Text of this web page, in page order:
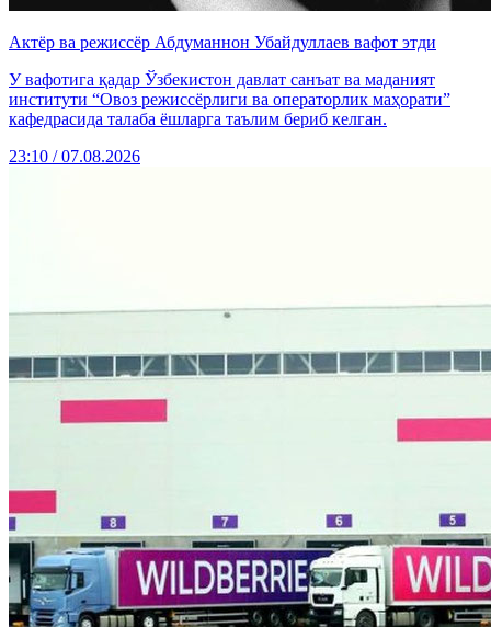
Актёр ва режиссёр Абдуманнон Убайдуллаев вафот этди
У вафотига қадар Ўзбекистон давлат санъат ва маданият
институти “Овоз режиссёрлиги ва операторлик маҳорати”
кафедрасида талаба ёшларга таълим бериб келган.
23:10 / 07.08.2026